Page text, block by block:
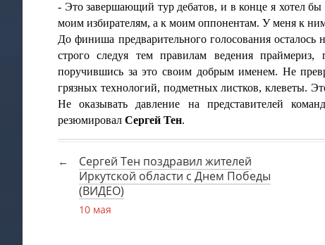
- Это завершающий тур дебатов, и в конце я хотел бы
моим избирателям, а к моим оппонентам. У меня к
До финиша предварительного голосования
строго следуя тем правилам ведения
поручившись за это своим добрым именем. Не
грязных технологий, подметных листков, клеветы.
Не оказывать давление на представителей
резюмировал Сергей Тен.
Сергей Тен поздравил жителей
Иркутской области с Днем Победы
(ВИДЕО)
10 мая